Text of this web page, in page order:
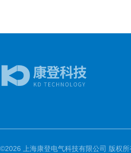
©2026 上海康登电气科技有限公司 版权所